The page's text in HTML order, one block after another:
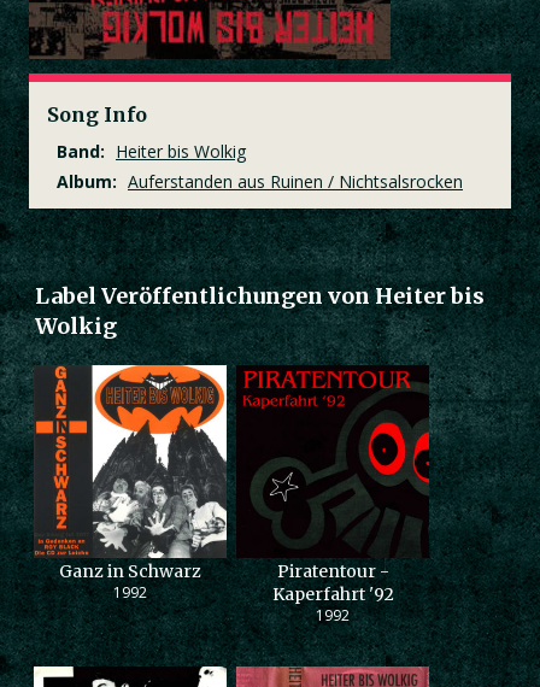
Song Info
Band: Heiter bis Wolkig
Album: Auferstanden aus Ruinen / Nichtsalsrocken
Label Veröffentlichungen von Heiter bis
Wolkig
Ganz in Schwarz
1992
Piratentour -
Kaperfahrt '92
1992